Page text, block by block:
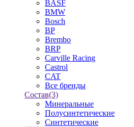
BASF
BMW
Bosch
BP
Brembo
BRP
Carville Racing
Castrol
CAT
Все бренды
Состав(3)
Минеральные
Полусинтетические
Синтетические